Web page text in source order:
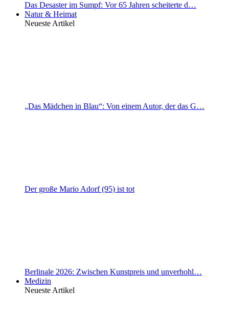
Das Desaster im Sumpf: Vor 65 Jahren scheiterte d…
Natur & Heimat
Neueste Artikel
„Das Mädchen in Blau“: Von einem Autor, der das G…
Der große Mario Adorf (95) ist tot
Berlinale 2026: Zwischen Kunstpreis und unverhohl…
Medizin
Neueste Artikel